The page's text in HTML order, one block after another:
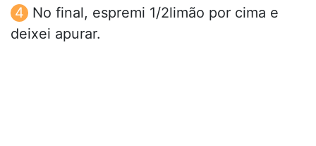
No final, espremi 1/2limão por cima e
deixei apurar.